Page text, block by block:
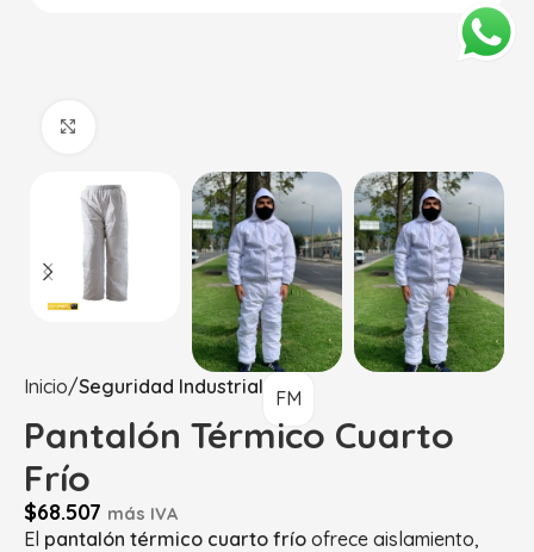
Inicio Seguridad Industrial FM
Pantalón Térmico Cuarto
Frío
$68.507 más IVA
El pantalón térmico cuarto frío ofrece aislamiento,